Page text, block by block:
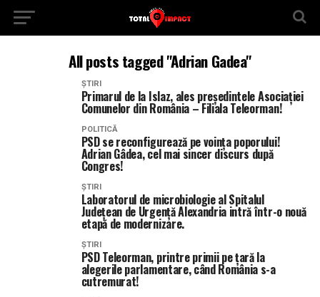
All posts tagged "Adrian Gadea"
ȘTIRI
Primarul de la Islaz, ales președintele Asociației
Comunelor din România – Filiala Teleorman!
POLITICĂ
PSD se reconfigurează pe voința poporului!
Adrian Gâdea, cel mai sincer discurs după
Congres!
ȘTIRI
Laboratorul de microbiologie al Spitalul
Județean de Urgență Alexandria intră într-o nouă
etapă de modernizare.
ȘTIRI
PSD Teleorman, printre primii pe țară la
alegerile parlamentare, când România s-a
cutremurat!